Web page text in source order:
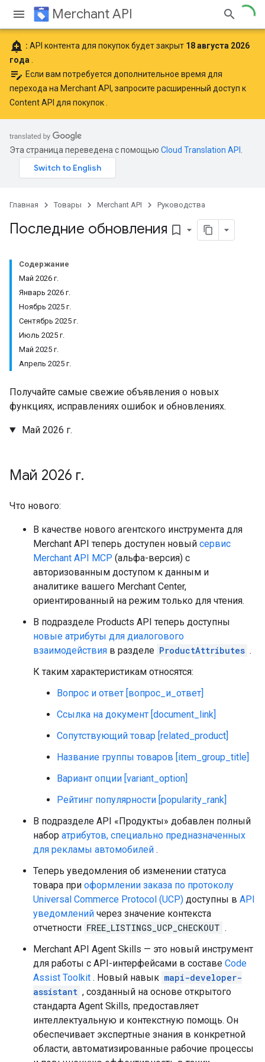
Merchant API
add_alert : API контента для покупок будет закрыт 18 августа 2026
года
edit_note Если вам потребуется дополнительное время для
перехода на Merchant API, запросите расширенный доступ к
Content API для покупок
Эта страница переведена с помощью Cloud Translation API
Главная Товары Merchant API Руководства
Последние обновления bookmark_border
Содержание
Май 2026 г.
Январь 2026 г.
Ноябрь 2025 г.
Сентябрь 2025 г.
Июль 2025 г.
Май 2025 г.
Апрель 2025 г.
Получайте самые свежие объявления о новых
функциях, исправлениях ошибок и обновлениях.
Май 2026 г.
Май 2026 г.
Что нового:
В качестве нового агентского инструмента для
Merchant API теперь доступен новый сервис
Merchant API MCP (альфа-версия) с
авторизованным доступом к данным и
аналитике вашего Merchant Center,
ориентированный на режим только для чтения.
В подразделе Products API теперь доступны
новые атрибуты для диалогового
взаимодействия в разделе ProductAttributes .
К таким характеристикам относятся:
Вопрос и ответ [вопрос_и_ответ]
Ссылка на документ [document_link]
Сопутствующий товар [related_product]
Название группы товаров [item_group_title]
Вариант опции [variant_option]
Рейтинг популярности [popularity_rank]
В подразделе API «Продукты» добавлен полный
набор атрибутов, специально предназначенных
для рекламы автомобилей .
Теперь уведомления об изменении статуса
товара при оформлении заказа по протоколу
Universal Commerce Protocol (UCP) доступны в API
уведомлений через значение контекста
отчетности FREE_LISTINGS_UCP_CHECKOUT .
Merchant API Agent Skills — это новый инструмент
для работы с API-интерфейсами в составе Code
Assist Toolkit . Новый навык mapi-developer-
assistant , созданный на основе открытого
стандарта Agent Skills, предоставляет
интеллектуальную и контекстную помощь. Он
обеспечивает экспертные знания в конкретной
области, автоматизированные рабочие процессы